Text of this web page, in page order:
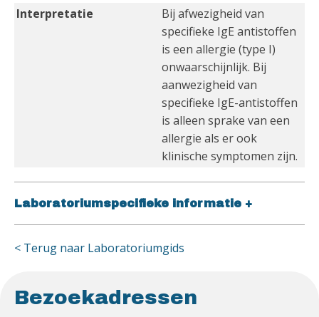
Interpretatie
Bij afwezigheid van
specifieke IgE antistoffen
is een allergie (type I)
onwaarschijnlijk. Bij
aanwezigheid van
specifieke IgE-antistoffen
is alleen sprake van een
allergie als er ook
klinische symptomen zijn.
Laboratoriumspecifieke informatie +
< Terug naar Laboratoriumgids
Bezoekadressen